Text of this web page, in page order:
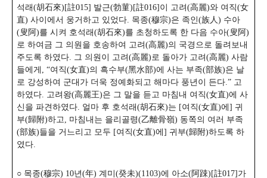
석래(胡石來)[註015] 발근(勃菫)[註016]이 고려(高麗)와 여직(女
直) 사이에서 웅거하고 있었다. 목종(穆宗)은 족인(族人) 수아
(叟阿)를 시켜 호석래(胡石來)를 초청하도록 한 다음 수아(叟阿)
로 하여금 그 의원을 호송하여 고려(高麗)의 국경으로 돌려보내
주도록 하였다. 그 의원이 고려(高麗)로 돌아가 고려(高麗) 사람
들에게, “여직(女直)의 흑수부(黑水部)에 사는 부족(部族)은 날
로 강성하여 군대가 더욱 정예화되고 해마다 풍년이 든다.” 고
하였다. 고려왕(高麗王)은 그 말을 듣고 마침내 여직(女直)에 사
신을 파견하였다. 얼마 후 호석래(胡石來)는 [여직(女直)에] 귀
부(歸附)하고, 마침내는 을리골령(乙離骨嶺) 동쪽의 여러 부족
(部族)들을 거느리고 모두 [여직(女直)에] 귀부(歸附)하도록 하
였다.
○ 목종(穆宗) 10년(年) 계미(癸未)(1103)에 아소(阿踈)[註017]가